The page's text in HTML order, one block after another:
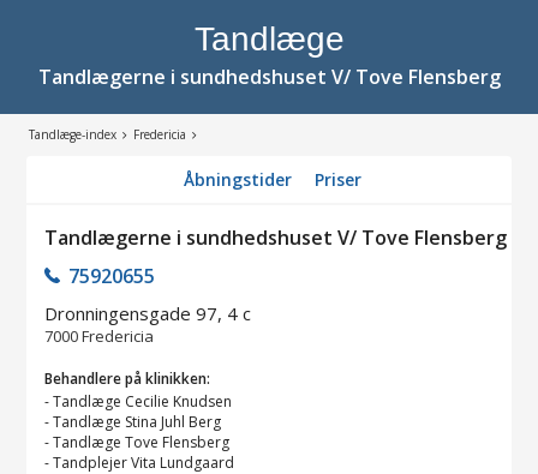
Tandlæge
Tandlægerne i sundhedshuset V/ Tove Flensberg
Tandlæge-index Fredericia
Åbningstider Priser
Tandlægerne i sundhedshuset V/ Tove Flensberg
75920655
Dronningensgade 97, 4 c
7000Fredericia
Behandlere på klinikken:
-Tandlæge Cecilie Knudsen
-Tandlæge Stina Juhl Berg
-Tandlæge Tove Flensberg
-Tandplejer Vita Lundgaard